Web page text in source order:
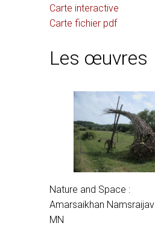
Carte interactive
Carte fichier pdf
Les œuvres
Nature and Space :
Amarsaikhan Namsraijav
MN